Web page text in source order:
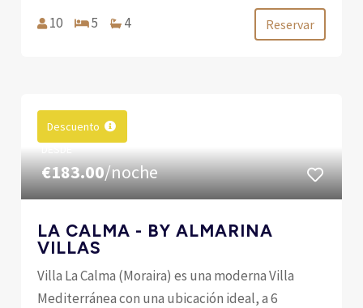
10 5 4 Reservar
Descuento
€183.00/noche
LA CALMA - BY ALMARINA
VILLAS
Villa La Calma (Moraira) es una moderna Villa
Mediterránea con una ubicación ideal, a 6